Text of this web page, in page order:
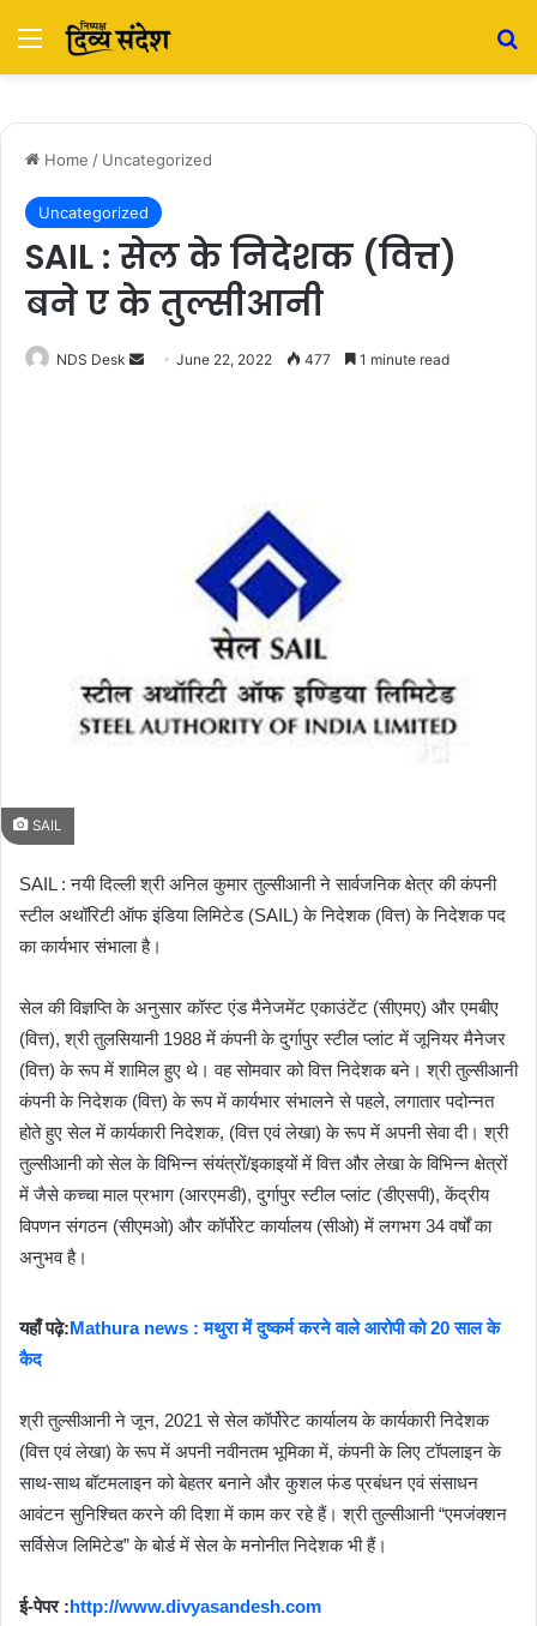
Menu
Home / Uncategorized
Uncategorized
SAIL : सेल के निदेशक (वित्त)
बने ए के तुल्सीआनी
NDS Desk June 22, 2022 477 1 minute read
SAIL
SAIL : नयी दिल्ली श्री अनिल कुमार तुल्सीआनी ने सार्वजनिक क्षेत्र की कंपनी
स्टील अथॉरिटी ऑफ इंडिया लिमिटेड (SAIL) के निदेशक (वित्त) के निदेशक पद
का कार्यभार संभाला है।
सेल की विज्ञप्ति के अनुसार कॉस्ट एंड मैनेजमेंट एकाउंटेंट (सीएमए) और एमबीए
(वित्त), श्री तुलसियानी 1988 में कंपनी के दुर्गापुर स्टील प्लांट में जूनियर मैनेजर
(वित्त) के रूप में शामिल हुए थे। वह सोमवार को वित्त निदेशक बने। श्री तुल्सीआनी
कंपनी के निदेशक (वित्त) के रूप में कार्यभार संभालने से पहले, लगातार पदोन्नत
होते हुए सेल में कार्यकारी निदेशक, (वित्त एवं लेखा) के रूप में अपनी सेवा दी। श्री
तुल्सीआनी को सेल के विभिन्न संयंत्रों/इकाइयों में वित्त और लेखा के विभिन्न क्षेत्रों
में जैसे कच्चा माल प्रभाग (आरएमडी), दुर्गापुर स्टील प्लांट (डीएसपी), केंद्रीय
विपणन संगठन (सीएमओ) और कॉर्पोरेट कार्यालय (सीओ) में लगभग 34 वर्षों का
अनुभव है।
यहाँ पढ़े:Mathura news : मथुरा में दुष्कर्म करने वाले आरोपी को 20 साल के
कैद
श्री तुल्सीआनी ने जून, 2021 से सेल कॉर्पोरेट कार्यालय के कार्यकारी निदेशक
(वित्त एवं लेखा) के रूप में अपनी नवीनतम भूमिका में, कंपनी के लिए टॉपलाइन के
साथ-साथ बॉटमलाइन को बेहतर बनाने और कुशल फंड प्रबंधन एवं संसाधन
आवंटन सुनिश्चित करने की दिशा में काम कर रहे हैं। श्री तुल्सीआनी “एमजंक्शन
सर्विसेज लिमिटेड” के बोर्ड में सेल के मनोनीत निदेशक भी हैं।
ई-पेपर :http://www.divyasandesh.com